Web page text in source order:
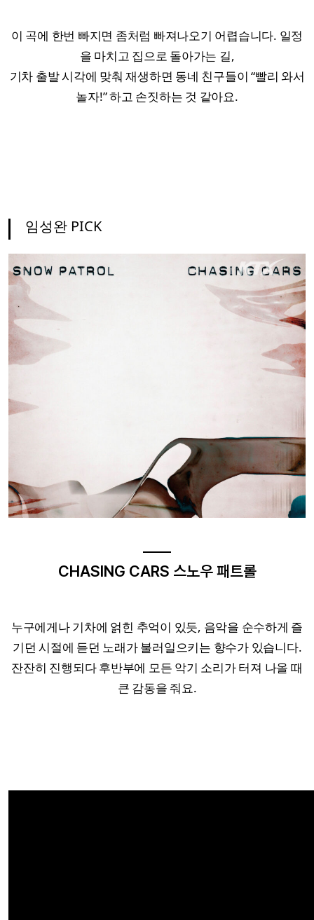
이 곡에 한번 빠지면 좀처럼 빠져나오기 어렵습니다. 일정
을 마치고 집으로 돌아가는 길,
기차 출발 시각에 맞춰 재생하면 동네 친구들이 “빨리 와서
놀자!” 하고 손짓하는 것 같아요.
임성완 PICK
CHASING CARS 스노우 패트롤
누구에게나 기차에 얽힌 추억이 있듯, 음악을 순수하게 즐
기던 시절에 듣던 노래가 불러일으키는 향수가 있습니다.
잔잔히 진행되다 후반부에 모든 악기 소리가 터져 나올 때
큰 감동을 줘요.